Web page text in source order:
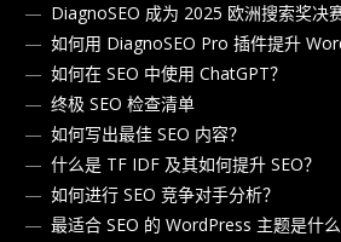
DiagnoSEO 成为 2025 欧洲搜索奖决
如何用 DiagnoSEO Pro 插件提升
如何在 SEO 中使用 ChatGPT？
终极 SEO 检查清单
如何写出最佳 SEO 内容？
什么是 TF IDF 及其如何提升 SEO？
如何进行 SEO 竞争对手分析？
最适合 SEO 的 WordPress 主题是什么